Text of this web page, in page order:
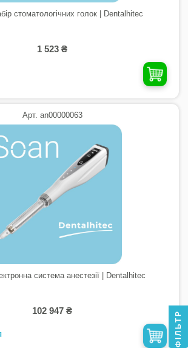
стоматологічних голок | Dentalhitec
1 523 ₴
Арт. an00000063
система анестезії | Dentalhitec
102 947 ₴ ФІЛЬТР